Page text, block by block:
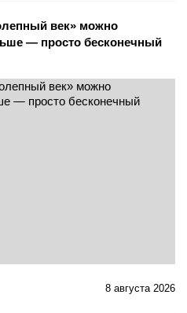
век» можно
— просто бесконечный
8 августа 2026